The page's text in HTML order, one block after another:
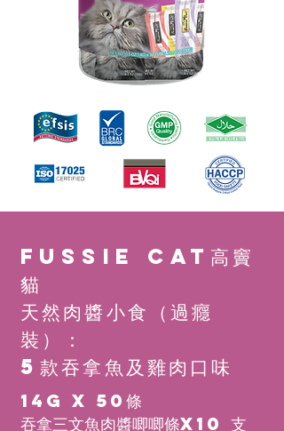
Fussie Cat高竇
貓
天然肉醬小食（過癮
裝）：
5款吞拿魚及雞肉口味
14g X 50條
​吞拿三文魚肉醬唧唧條x10 支